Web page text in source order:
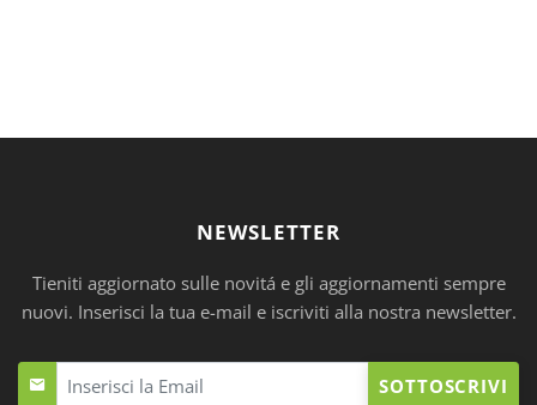
NEWSLETTER
Tieniti aggiornato sulle novitá e gli aggiornamenti sempre
nuovi. Inserisci la tua e-mail e iscriviti alla nostra newsletter.
SOTTOSCRIVI